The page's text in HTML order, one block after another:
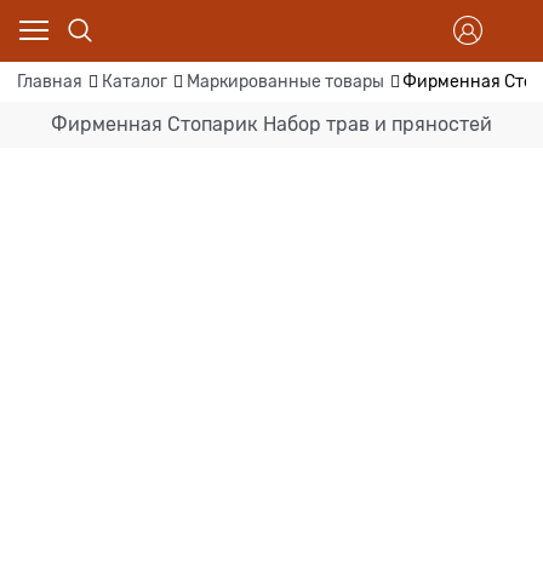
Главная Каталог Маркированные товары Фирменная
Фирменная Стопарик Набор трав и пряностей